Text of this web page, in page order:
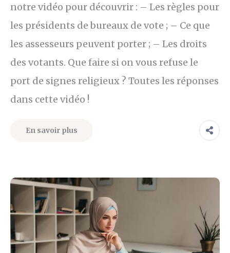
notre vidéo pour découvrir : – Les règles pour
les présidents de bureaux de vote ; – Ce que
les assesseurs peuvent porter ; – Les droits
des votants. Que faire si on vous refuse le
port de signes religieux ? Toutes les réponses
dans cette vidéo !
En savoir plus